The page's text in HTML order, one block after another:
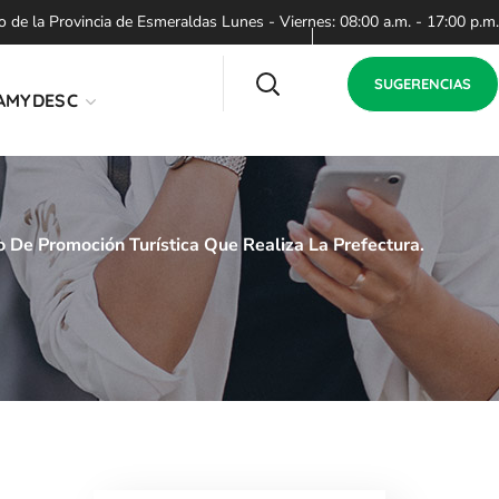
la Provincia de Esmeraldas Lunes - Viernes: 08:00 a.m. - 17:00 p.m.
SUGERENCIAS
Promoción Turística Que Realiza La Prefectura.